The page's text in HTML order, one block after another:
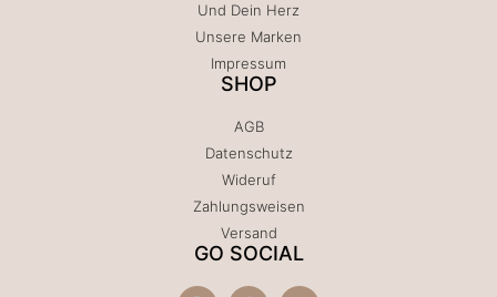
Und Dein Herz
Unsere Marken
Impressum
SHOP
AGB
Datenschutz
Wideruf
Zahlungsweisen
Versand
GO SOCIAL